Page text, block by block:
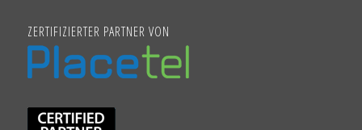
ZERTIFIZIERTER PARTNER VON